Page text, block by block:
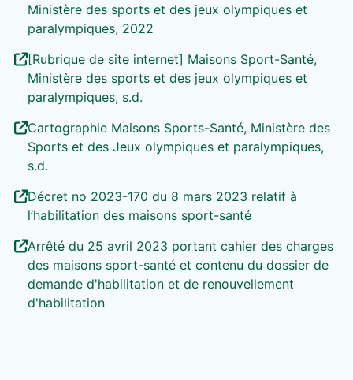
Ministère des sports et des jeux olympiques et
paralympiques, 2022
[Rubrique de site internet] Maisons Sport-Santé,
Ministère des sports et des jeux olympiques et
paralympiques, s.d.
Cartographie Maisons Sports-Santé, Ministère des
Sports et des Jeux olympiques et paralympiques,
s.d.
Décret no 2023-170 du 8 mars 2023 relatif à
l’habilitation des maisons sport-santé
Arrêté du 25 avril 2023 portant cahier des charges
des maisons sport-santé et contenu du dossier de
demande d'habilitation et de renouvellement
d'habilitation